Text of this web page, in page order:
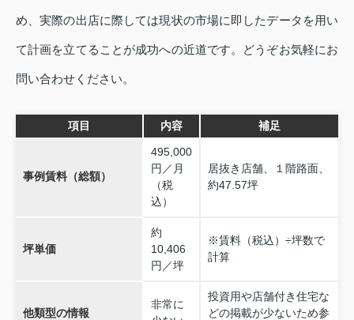
め、実際の出店に際しては現状の市場に即したデータを用い
て計画を立てることが成功への近道です。どうぞお気軽にお
問い合わせください。
項目 内容 補足
事例賃料（総額）
495,000
円／月
（税
込）
居抜き店舗、１階路面、
約47.57坪
坪単価
約
10,406
円／坪
※賃料（税込）÷坪数で
計算
他類型の情報
非常に
投資用や店舗付き住宅な
どの掲載が少ないため参